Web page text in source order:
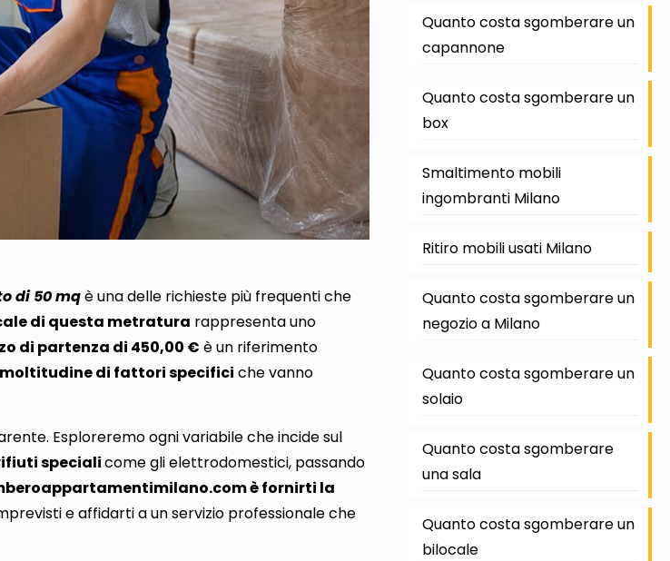
di 50 mqè una delle richieste più frequenti che
di questa metratura rappresenta uno
di partenza di 450,00 € è un riferimento
di fattori specifici che vanno
Esploreremo ogni variabile che incide sul
specialicome glielettrodomestici, passando
è fornirti la
e affidarti a un servizio professionale che
Quanto costa sgomberare un
capannone
Quanto costa sgomberare un
box
Smaltimento mobili
ingombranti Milano
Ritiro mobili usati Milano
Quanto costa sgomberare un
negozio a Milano
Quanto costa sgomberare un
solaio
Quanto costa sgomberare
una sala
Quanto costa sgomberare un
bilocale